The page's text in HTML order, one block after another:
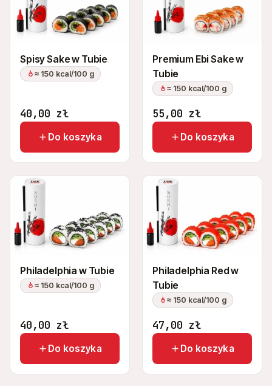
Spisy Sake w Tubie
≈ 150 kcal/100 g
40,00 zł
Do koszyka
Premium Ebi Sake w
Tubie
≈ 150 kcal/100 g
55,00 zł
Do koszyka
Philadelphia w Tubie
≈ 150 kcal/100 g
40,00 zł
Do koszyka
Philadelphia Red w
Tubie
≈ 150 kcal/100 g
47,00 zł
Do koszyka